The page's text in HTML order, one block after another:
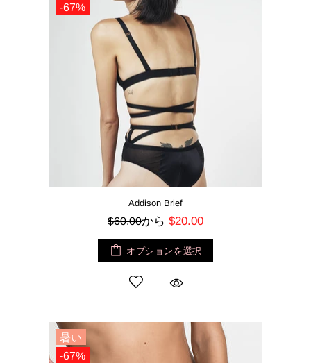
-67%
Addison Brief
$60.00から $20.00
オプションを選択
暑い
-67%